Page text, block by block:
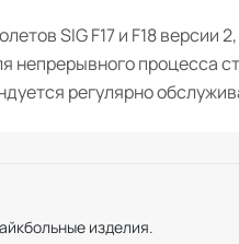
SIG F17 и F18
непрерывного процесса
регулярно
изделия.